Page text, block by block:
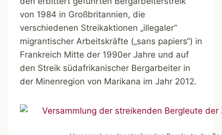
von 1984 in Großbritannien, die
verschiedenen Streikaktionen „illegaler“
migrantischer Arbeitskräfte („sans papiers“) in
Frankreich Mitte der 1990er Jahre und auf
den Streik südafrikanischer Bergarbeiter in
der Minenregion von Marikana im Jahr 2012.